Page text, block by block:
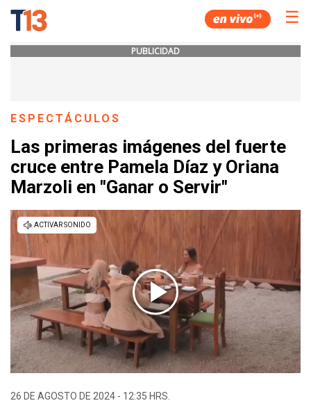
☰
PUBLICIDAD
ESPECTÁCULOS
Las primeras imágenes del fuerte
cruce entre Pamela Díaz y Oriana
Marzoli en "Ganar o Servir"
26 DE AGOSTO DE 2024 - 12:35 HRS.